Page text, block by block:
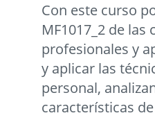
Con este curso
MF1017_2 de las
profesionales y
y aplicar las
personal,
características